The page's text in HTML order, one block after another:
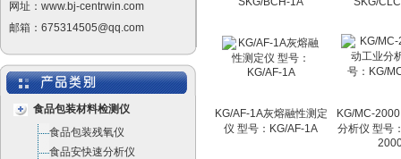
网址：www.bj-centrwin.com
邮箱：675314505@qq.com
食品包装材料检测仪
食品包装残氧仪
食品安快速分析仪
KG/AF-1A灰熔融性测定
仪 型号：KG/AF-1A
KG/MC-
分析仪 型号